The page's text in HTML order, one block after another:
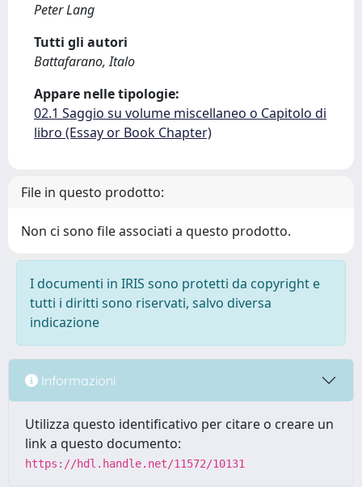
Peter Lang
Tutti gli autori
Battafarano, Italo
Appare nelle tipologie:
02.1 Saggio su volume miscellaneo o Capitolo di
libro (Essay or Book Chapter)
File in questo prodotto:
Non ci sono file associati a questo prodotto.
I documenti in IRIS sono protetti da copyright e
tutti i diritti sono riservati, salvo diversa
indicazione
Informazioni
Utilizza questo identificativo per citare o creare un
link a questo documento:
https://hdl.handle.net/11572/10131